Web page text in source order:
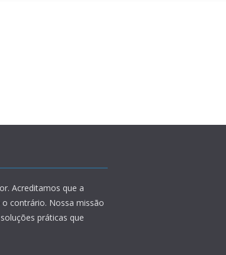
Acreditamos que a
contrário. Nossa missão
práticas que